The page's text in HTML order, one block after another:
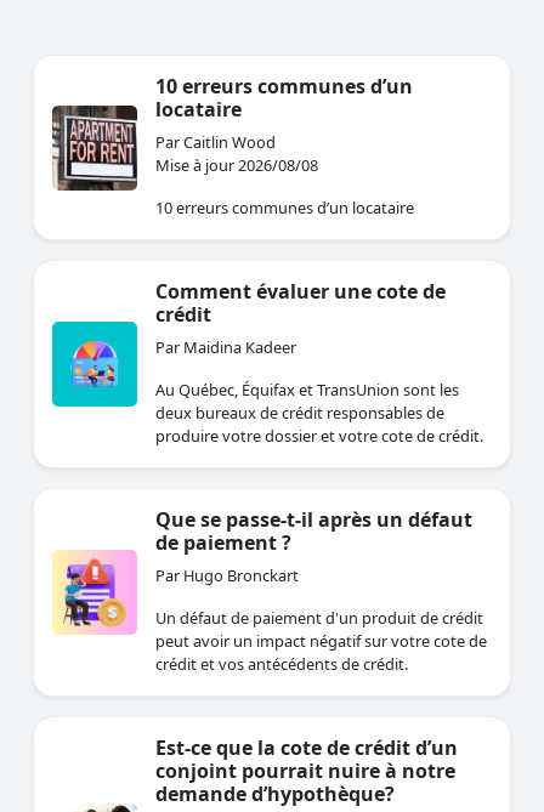
10 erreurs communes d’un
locataire
Par Caitlin Wood
Mise à jour 2026/08/08
10 erreurs communes d’un locataire
Comment évaluer une cote de
crédit
Par Maidina Kadeer
Au Québec, Équifax et TransUnion sont les
deux bureaux de crédit responsables de
produire votre dossier et votre cote de crédit.
Que se passe-t-il après un défaut
de paiement ?
Par Hugo Bronckart
Un défaut de paiement d'un produit de crédit
peut avoir un impact négatif sur votre cote de
crédit et vos antécédents de crédit.
Est-ce que la cote de crédit d’un
conjoint pourrait nuire à notre
demande d’hypothèque?